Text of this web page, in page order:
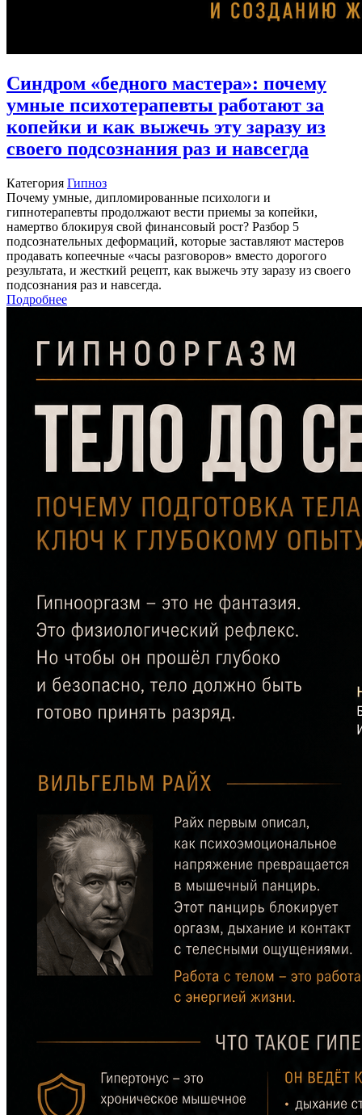
Синдром «бедного мастера»: почему
умные психотерапевты работают за
копейки и как выжечь эту заразу из
своего подсознания раз и навсегда
Категория Гипноз
Почему умные, дипломированные психологи и
гипнотерапевты продолжают вести приемы за копейки,
намертво блокируя свой финансовый рост? Разбор 5
подсознательных деформаций, которые заставляют мастеров
продавать копеечные «часы разговоров» вместо дорогого
результата, и жесткий рецепт, как выжечь эту заразу из своего
подсознания раз и навсегда.
Подробнее